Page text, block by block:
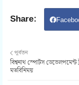
পূর্বতন
বিশ্বনাথ স্পোর্টস ডেভেলপমেন্ট
মতবিনিময়